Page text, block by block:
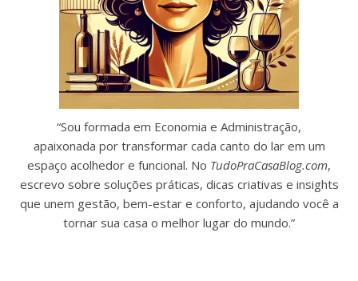
“Sou formada em Economia e Administração,
apaixonada por transformar cada canto do lar em um
espaço acolhedor e funcional. No TudoPraCasaBlog.com,
escrevo sobre soluções práticas, dicas criativas e insights
que unem gestão, bem-estar e conforto, ajudando você a
tornar sua casa o melhor lugar do mundo.”